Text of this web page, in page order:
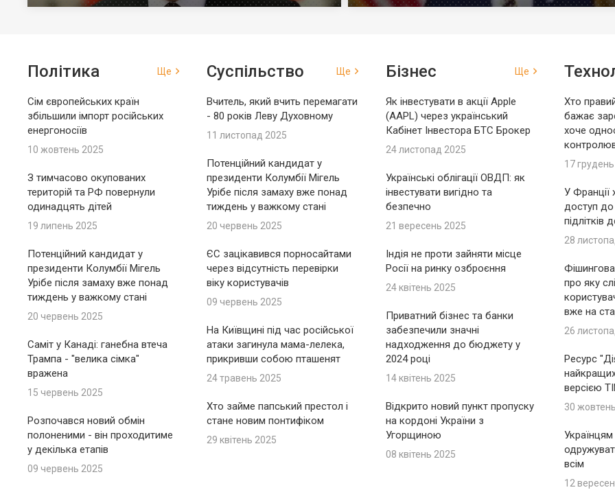
Політика Ще
Сім європейських країн
збільшили імпорт російських
енергоносіїв
10 жовтень 2025
З тимчасово окупованих
територій та РФ повернули
одинадцять дітей
19 липень 2025
Потенційний кандидат у
президенти Колумбії Мігель
Урібе після замаху вже понад
тиждень у важкому стані
20 червень 2025
Саміт у Канаді: ганебна втеча
Трампа - "велика сімка"
вражена
15 червень 2025
Розпочався новий обмін
полоненими - він проходитиме
у декілька етапів
09 червень 2025
Суспільство Ще
Вчитель, який вчить перемагати
- 80 років Леву Духовному
11 листопад 2025
Потенційний кандидат у
президенти Колумбії Мігель
Урібе після замаху вже понад
тиждень у важкому стані
20 червень 2025
ЄС зацікавився порносайтами
через відсутність перевірки
віку користувачів
09 червень 2025
На Київщині під час російської
атаки загинула мама-лелека,
прикривши собою пташенят
24 травень 2025
Хто займе папський престол і
стане новим понтифіком
29 квітень 2025
Бізнес Ще
Як інвестувати в акції Apple
(AAPL) через український
Кабінет Інвестора БТС Брокер
24 листопад 2025
Українські облігації ОВДП: як
інвестувати вигідно та
безпечно
21 вересень 2025
Індія не проти зайняти місце
Росії на ринку озброєння
24 квітень 2025
Приватний бізнес та банки
забезпечили значні
надходження до бюджету у
2024 році
14 квітень 2025
Відкрито новий пункт пропуску
на кордоні України з
Угорщиною
08 квітень 2025
Хто
бажає
хоче
17
У Франції
доступ
підлітків
28
про яку
вже на
26
Ресурс
найкращих
версією
30
всім
12